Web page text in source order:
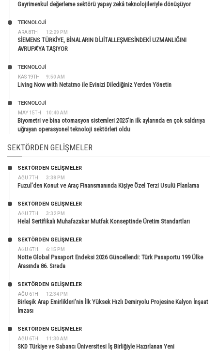
Gayrimenkul değerleme sektörü yapay zekâ teknolojileriyle dönüşüyor
ARA 8TH 12:29 PM
TEKNOLOJİ
SİEMENS TÜRKİYE, BİNALARIN DİJİTALLEŞMESİNDEKİ UZMANLIĞINI
AVRUPA’YA TAŞIYOR
KAS 19TH 9:50 AM
TEKNOLOJİ
Living Now with Netatmo ile Evinizi Dilediğiniz Yerden Yönetin
MAY 15TH 10:40 AM
TEKNOLOJİ
Biyometri ve bina otomasyon sistemleri 2025’in ilk aylarında en çok saldırıya
uğrayan operasyonel teknoloji sektörleri oldu
SEKTÖRDEN GELIŞMELER
AĞU 7TH 3:38 PM
SEKTÖRDEN GELIŞMELER
Fuzul’den Konut ve Araç Finansmanında Kişiye Özel Terzi Usulü Planlama
AĞU 7TH 3:32 PM
SEKTÖRDEN GELIŞMELER
Helal Sertifikalı Muhafazakar Mutfak Konseptinde Üretim Standartları
AĞU 6TH 6:15 PM
SEKTÖRDEN GELIŞMELER
Notte Global Pasaport Endeksi 2026 Güncellendi: Türk Pasaportu 199 Ülke
Arasında 86. Sırada
AĞU 6TH 12:34 PM
SEKTÖRDEN GELIŞMELER
Birleşik Arap Emirlikleri’nin İlk Yüksek Hızlı Demiryolu Projesine Kalyon İnşaat
İmzası
AĞU 6TH 11:30 AM
SEKTÖRDEN GELIŞMELER
SKD Türkiye ve Sabancı Üniversitesi İş Birliğiyle Hazırlanan Yeni